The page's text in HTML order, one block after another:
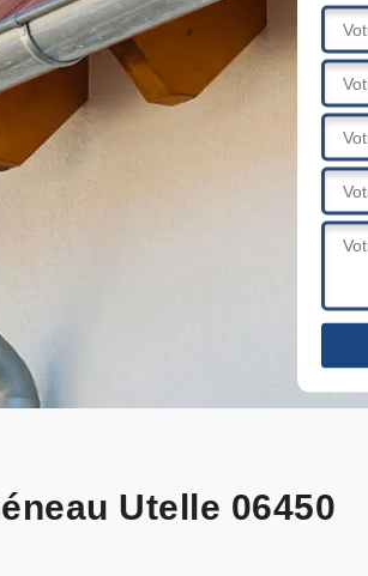
Utelle 06450